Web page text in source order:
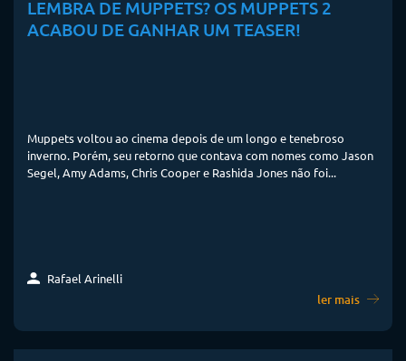
LEMBRA DE MUPPETS? OS MUPPETS 2
ACABOU DE GANHAR UM TEASER!
Muppets voltou ao cinema depois de um longo e tenebroso
inverno. Porém, seu retorno que contava com nomes como Jason
Segel, Amy Adams, Chris Cooper e Rashida Jones não foi...
Rafael Arinelli
ler mais